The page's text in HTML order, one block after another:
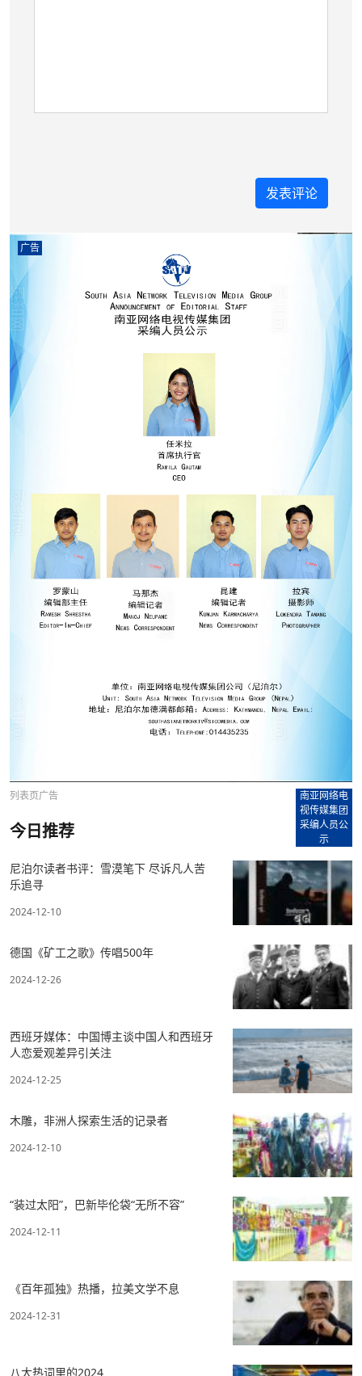
广告
列表页广告
南亚网络电
视传媒集团
采编人员公
示
今日推荐
尼泊尔读者书评：雪漠笔下 尽诉凡人苦
乐追寻
2024-12-10
德国《矿工之歌》传唱500年
2024-12-26
西班牙媒体：中国博主谈中国人和西班牙
人恋爱观差异引关注
2024-12-25
木雕，非洲人探索生活的记录者
2024-12-10
“装过太阳”，巴新毕伦袋“无所不容”
2024-12-11
《百年孤独》热播，拉美文学不息
2024-12-31
八大热词里的2024